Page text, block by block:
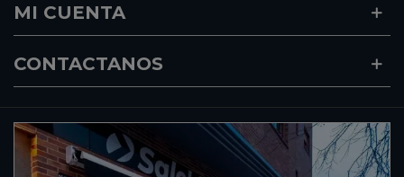
MI CUENTA
CONTACTANOS